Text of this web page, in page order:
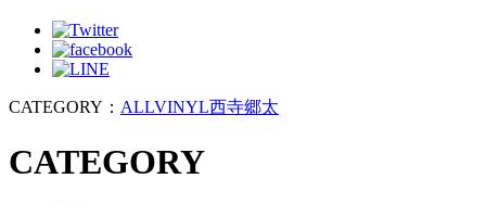
CATEGORY： ALLVINYL西寺郷太
CATEGORY